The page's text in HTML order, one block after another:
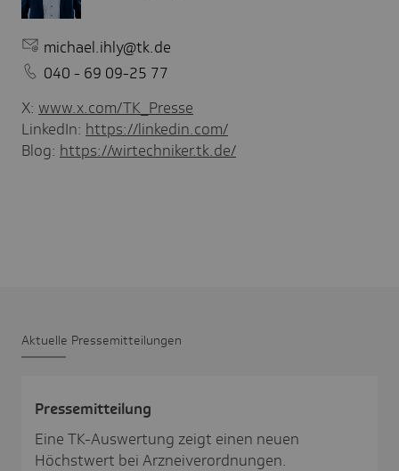
michael.ihly@tk.de
040 - 69 09-25 77
X: www.x.com/TK_Presse
LinkedIn: https://linkedin.com/
Blog: https://wirtechniker.tk.de/
Aktu­elle Pres­se­mit­tei­lungen
Pres­se­mit­tei­lung
Eine TK-Auswertung zeigt einen neuen
Höchstwert bei Arzneiverordnungen.